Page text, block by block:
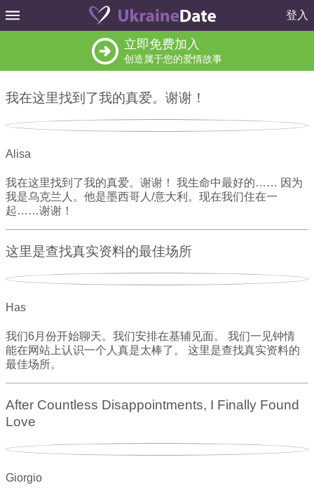
登入
立即免费加入
创造属于您的爱情故事
我在这里找到了我的真爱。谢谢！
Alisa
我在这里找到了我的真爱。谢谢！ 我生命中最好的…… 因为
我是乌克兰人。他是墨西哥人/意大利。现在我们住在一
起……谢谢！
这里是查找真实资料的最佳场所
Has
我们6月份开始聊天。我们安排在基辅见面。 我们一见钟情
能在网站上认识一个人真是太棒了。 这里是查找真实资料的
最佳场所。
After Countless Disappointments, I Finally Found
Love
Giorgio